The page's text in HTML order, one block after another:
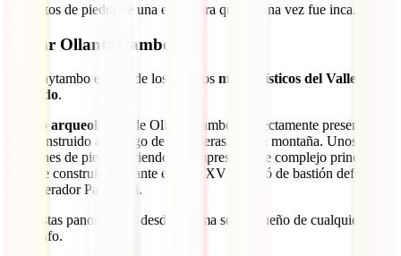
cimientos de piedra de una estructura que alguna vez fue inca.
Visitar Ollantaytambo
Ollantaytambo es uno de los pueblos más turísticos del Valle
Sagrado.
sitio arqueológico
de Ollantaytambo, perfectamente preservado,
está construido a lo largo de las laderas de una montaña. Unos
escalones de piedra ascienden al impresionante complejo principal,
que fue construido durante el siglo XV y sirvió de bastión defensivo
al emperador Pachacuti.
Las vistas panorámicas desde la cima son el sueño de cualquier
fotógrafo.